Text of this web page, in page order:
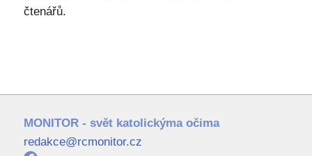
čtenářů.
MONITOR - svět katolickýma očima
redakce@rcmonitor.cz